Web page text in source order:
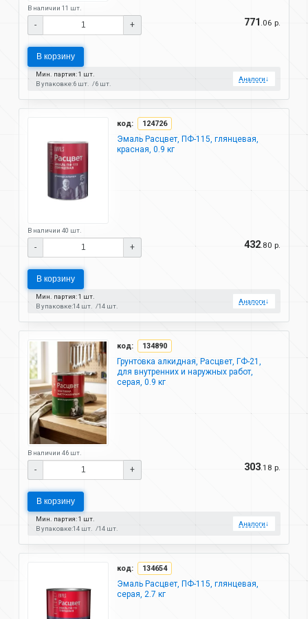
В наличии 11 шт.
- + 771 .06 р.
В корзину
Мин. партия: 1 шт.
В упаковке:6 шт. 6 шт.
Аналоги↓
код: 124726
Эмаль Расцвет, ПФ-115, глянцевая,
красная, 0.9 кг
В наличии 40 шт.
- + 432.80 р.
В корзину
Мин. партия: 1 шт.
В упаковке:14 шт. 14 шт.
Аналоги↓
код: 134890
Грунтовка алкидная, Расцвет, ГФ-21,
для внутренних и наружных работ,
серая, 0.9 кг
В наличии 46 шт.
- + 303.18 р.
В корзину
Мин. партия: 1 шт.
В упаковке:14 шт. 14 шт.
Аналоги↓
код: 134654
Эмаль Расцвет, ПФ-115, глянцевая,
серая, 2.7 кг